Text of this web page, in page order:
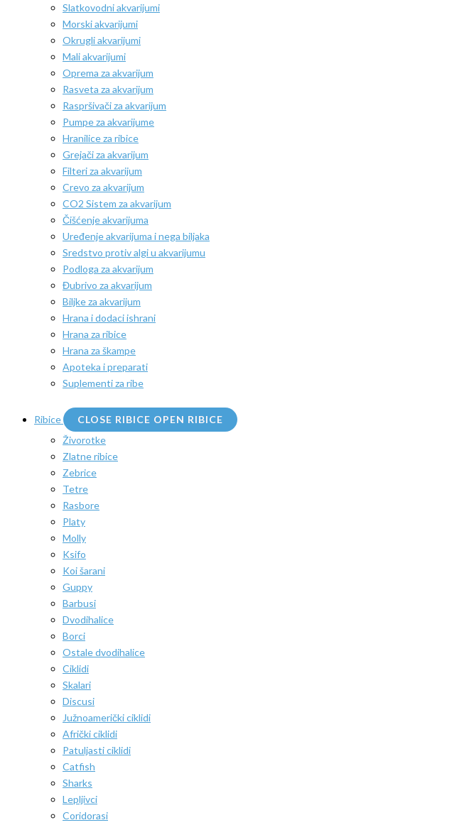
Slatkovodni akvarijumi
Morski akvarijumi
Okrugli akvarijumi
Mali akvarijumi
Oprema za akvarijum
Rasveta za akvarijum
Raspršivači za akvarijum
Pumpe za akvarijume
Hranilice za ribice
Grejači za akvarijum
Filteri za akvarijum
Crevo za akvarijum
CO2 Sistem za akvarijum
Čišćenje akvarijuma
Uređenje akvarijuma i nega biljaka
Sredstvo protiv algi u akvarijumu
Podloga za akvarijum
Đubrivo za akvarijum
Biljke za akvarijum
Hrana i dodaci ishrani
Hrana za ribice
Hrana za škampe
Apoteka i preparati
Suplementi za ribe
Ribice CLOSE RIBICE OPEN RIBICE
Živorotke
Zlatne ribice
Zebrice
Tetre
Rasbore
Platy
Molly
Ksifo
Koi šarani
Guppy
Barbusi
Dvodihalice
Borci
Ostale dvodihalice
Ciklidi
Skalari
Discusi
Južnoamerički ciklidi
Afrički ciklidi
Patuljasti ciklidi
Catfish
Sharks
Lepljivci
Coridorasi